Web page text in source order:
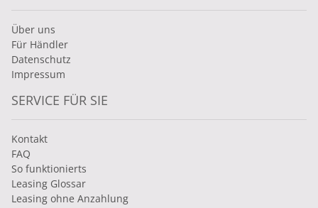
Über uns
Für Händler
Datenschutz
Impressum
SERVICE FÜR SIE
Kontakt
FAQ
So funktionierts
Leasing Glossar
Leasing ohne Anzahlung